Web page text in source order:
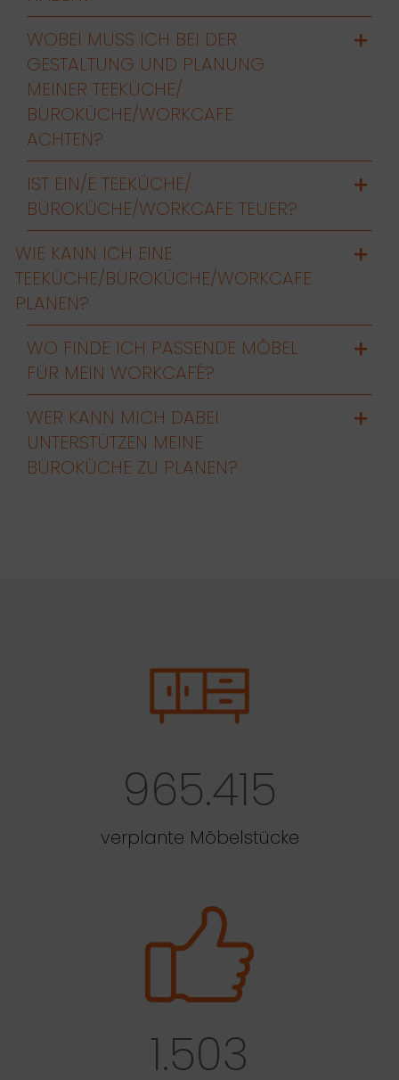
WOBEI MUSS ICH BEI DER
GESTALTUNG UND PLANUNG
MEINER TEEKÜCHE/
BÜROKÜCHE/WORKCAFE
ACHTEN?
IST EIN/E TEEKÜCHE/
BÜROKÜCHE/WORKCAFE TEUER?
WIE KANN ICH EINE
TEEKÜCHE/BÜROKÜCHE/WORKCAFE
PLANEN?
WO FINDE ICH PASSENDE MÖBEL
FÜR MEIN WORKCAFÉ?
WER KANN MICH DABEI
UNTERSTÜTZEN MEINE
BÜROKÜCHE ZU PLANEN?
965.415
verplante Möbelstücke
1.503